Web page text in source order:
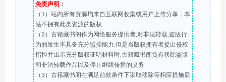
免责声明：
（1）站内所有资源均来自互联网收集或用户上传分享，本
站不拥有此类资源的版权
（2）古籍藏书阁作为网络服务提供者,对非法转载,盗版行
为的发生不具备充分监控能力.但是当版权拥有者提出侵权
指控并出示充分版权证明材料时,古籍藏书阁负有移除盗版
和非法转载作品以及停止继续传播的义务
（3）古籍藏书阁在满足前款条件下采取移除等相应措施后